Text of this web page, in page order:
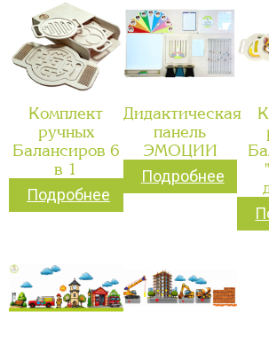
Комплект
ручных
Балансиров 6
в 1
Подробнее
Дидактическая
панель
ЭМОЦИИ
Подробнее